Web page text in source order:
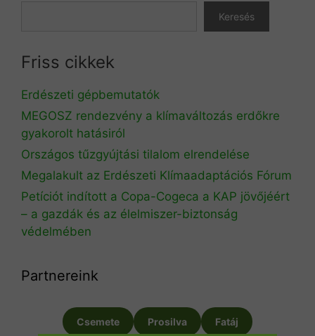
Keresés
Friss cikkek
Erdészeti gépbemutatók
MEGOSZ rendezvény a klímaváltozás erdőkre
gyakorolt hatásiról
Országos tűzgyújtási tilalom elrendelése
Megalakult az Erdészeti Klímaadaptációs Fórum
Petíciót indított a Copa-Cogeca a KAP jövőjéért
– a gazdák és az élelmiszer-biztonság
védelmében
Partnereink
Csemete Prosilva Fatáj